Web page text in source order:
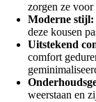
zorgen ze
Moderne stijl:
deze kousen
Uitstekend
comfort
weerstaan en